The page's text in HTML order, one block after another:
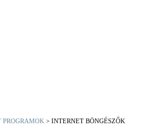
PROGRAMOK > INTERNET BÖNGÉSZŐK